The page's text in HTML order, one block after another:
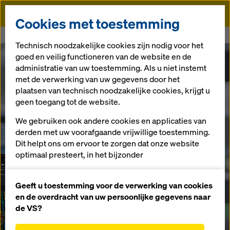
Doka
Cookies met toestemming
Technisch noodzakelijke cookies zijn nodig voor het
goed en veilig functioneren van de website en de
administratie van uw toestemming. Als u niet instemt
met de verwerking van uw gegevens door het
plaatsen van technisch noodzakelijke cookies, krijgt u
geen toegang tot de website.
We gebruiken ook andere cookies en applicaties van
derden met uw voorafgaande vrijwillige toestemming.
Dit helpt ons om ervoor te zorgen dat onze website
optimaal presteert, in het bijzonder
van onze website (functionele en statistische
cookies),
het vergemakkelijken van een soepel
Geeft u toestemming voor de verwerking van cookies
en de overdracht van uw persoonlijke gegevens naar
de VS?